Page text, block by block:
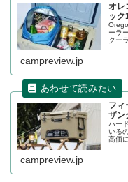
オレ
ック
ーラ
クー
campreview.jp
フィ
ザン
ハー
いる
高価
わら
campreview.jp